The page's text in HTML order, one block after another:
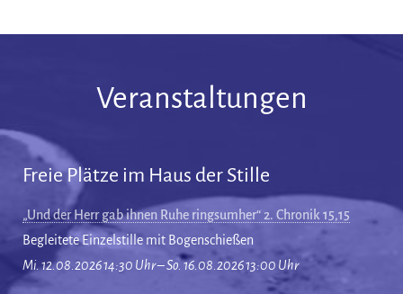
Veranstaltungen
Freie Plätze im Haus der Stille
„Und der Herr gab ihnen Ruhe ringsumher“ 2. Chronik 15,15
Begleitete Einzelstille mit Bogenschießen
Mi. 12.08.2026 14:30 Uhr – So. 16.08.2026 13:00 Uhr